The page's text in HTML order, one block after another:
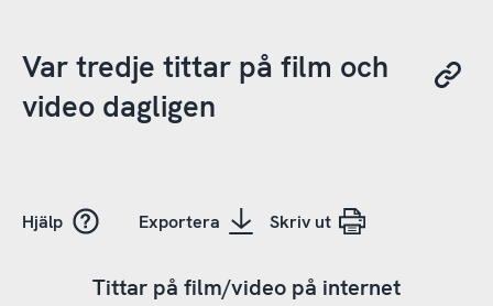
Var tredje tittar på film och
video dagligen
Hjälp Exportera Skriv ut
Tittar på film/video på internet